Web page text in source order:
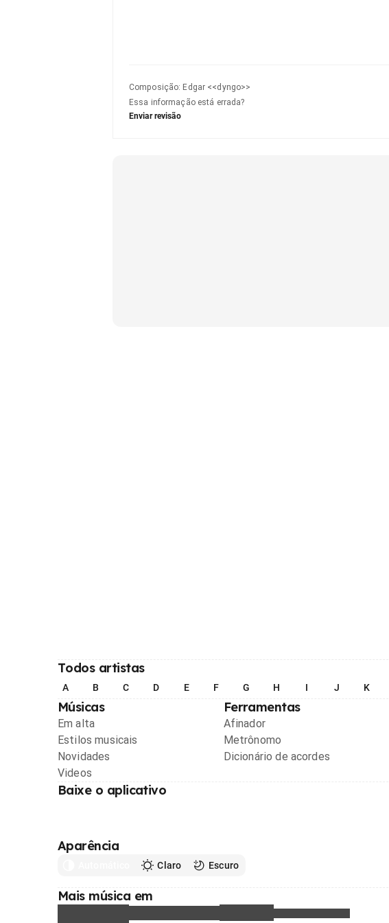
Composição: Edgar <<dyngo>>
Essa informação está errada?
Enviar revisão
Todos artistas
A B C D E F G H I J K
Músicas
Em alta
Estilos musicais
Novidades
Videos
Ferramentas
Afinador
Metrônomo
Dicionário de acordes
Baixe o aplicativo
Aparência
Claro Escuro
Mais música em